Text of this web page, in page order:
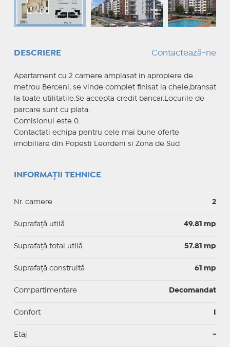
DESCRIERE Contactează-ne
Apartament cu 2 camere amplasat in apropiere de
metrou Berceni, se vinde complet finisat la cheie,bransat
la toate utilitatile.Se accepta credit bancar.Locurile de
parcare sunt cu plata.
Comisionul este 0.
Contactati echipa pentru cele mai bune oferte
imobiliare din Popesti Leordeni si Zona de Sud
INFORMAȚII TEHNICE
Nr. camere 2
Suprafaţă utilă 49.81 mp
Suprafaţă total utilă 57.81 mp
Suprafaţă construită 61 mp
Compartimentare Decomandat
Confort
Etaj -